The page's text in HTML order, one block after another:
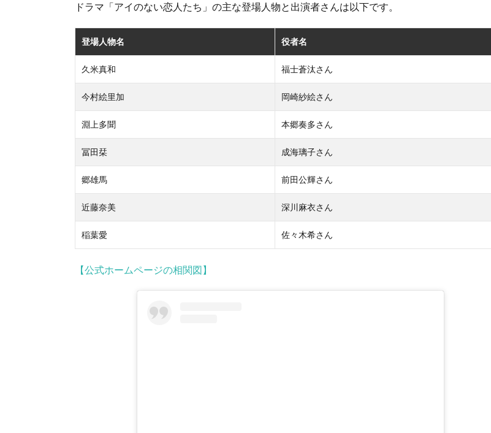
ドラマ「アイのない恋人たち」の主な登場人物と出演者さんは以下です。
登場人物名 役者名
久米真和 福士蒼汰さん
今村絵里加 岡崎紗絵さん
淵上多聞 本郷奏多さん
冨田栞 成海璃子さん
郷雄馬 前田公輝さん
近藤奈美 深川麻衣さん
稲葉愛 佐々木希さん
【公式ホームページの相関図】